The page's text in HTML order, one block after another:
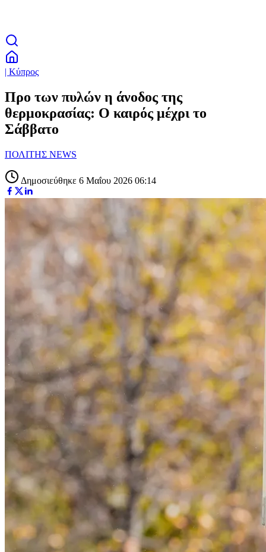
| Κύπρος
Προ των πυλών η άνοδος της
θερμοκρασίας: Ο καιρός μέχρι το
Σάββατο
ΠΟΛΙΤΗΣ NEWS
Δημοσιεύθηκε 6 Μαΐου 2026 06:14